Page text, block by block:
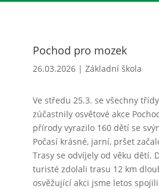
Pochod pro mozek
26.03.2026| Základní škola
Ve středu 25.3. se všechny
zúčastnily osvětové akce
přírody vyrazilo 160 dětí se
Počasí krásné, jarní, pršet
Trasy se odvíjely od věku dětí.
turisté zdolali trasu 12 km
osvěžující akci jsme letos